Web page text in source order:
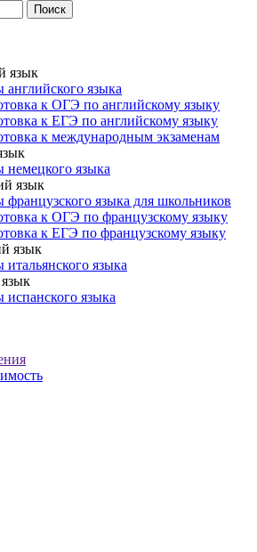
язык
английского языка
к ОГЭ по английскому языку
к ЕГЭ по английскому языку
к международным экзаменам
немецкого языка
язык
французского языка для школьников
к ОГЭ по французскому языку
к ЕГЭ по французскому языку
язык
итальянского языка
испанского языка